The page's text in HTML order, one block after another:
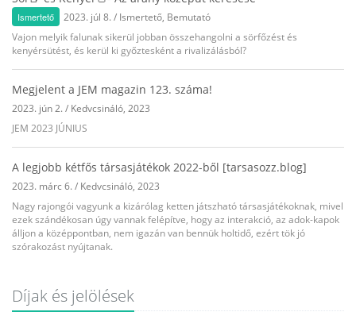
Ismertető 2023. júl 8. / Ismertető Bemutató
Vajon melyik falunak sikerül jobban összehangolni a sörfőzést és
kenyérsütést, és kerül ki győztesként a rivalizálásból?
Megjelent a JEM magazin 123. száma!
2023. jún 2. / Kedvcsináló 2023
JEM 2023 JÚNIUS
A legjobb kétfős társasjátékok 2022-ből [tarsasozz.blog]
2023. márc 6. / Kedvcsináló 2023
Nagy rajongói vagyunk a kizárólag ketten játszható társasjátékoknak, mivel
ezek szándékosan úgy vannak felépítve, hogy az interakció, az adok-kapok
álljon a középpontban, nem igazán van bennük holtidő, ezért tök jó
szórakozást nyújtanak.
Díjak és jelölések